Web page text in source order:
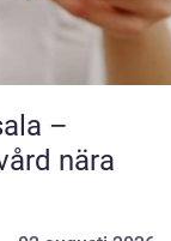
–
nära